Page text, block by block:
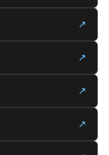
↗
↗
↗
↗